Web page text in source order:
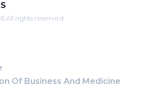
All rights reserved
Of Business And Medicine